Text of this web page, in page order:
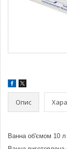
Опис
Ванна об'ємом 10 л